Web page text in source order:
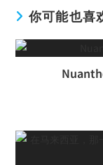
你可能也喜